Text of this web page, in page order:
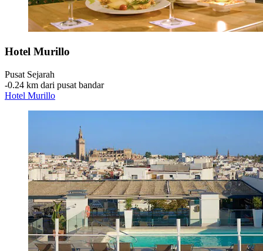
Hotel Murillo
Pusat Sejarah
‐0.24 km dari pusat bandar
Hotel Murillo